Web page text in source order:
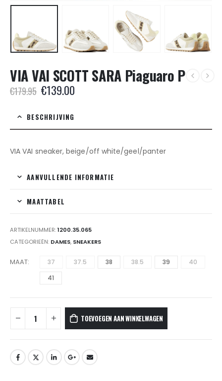
VIA VAI SCOTT SARA Piaguaro P
€179.95 Oorspronkelijke
prijs
was:
€179.95.
€139.00Huidige
BESCHRIJVING
VIA VAI sneaker, beige/off white/geel/panter
AANVULLENDE INFORMATIE
MAATTABEL
ARTIKELNUMMER:1200.35.065
CATEGORIEËN: DAMES, SNEAKERS
MAAT 37 37.5 38 38.5 39
40
41
TOEVOEGEN AAN WINKELWAGEN